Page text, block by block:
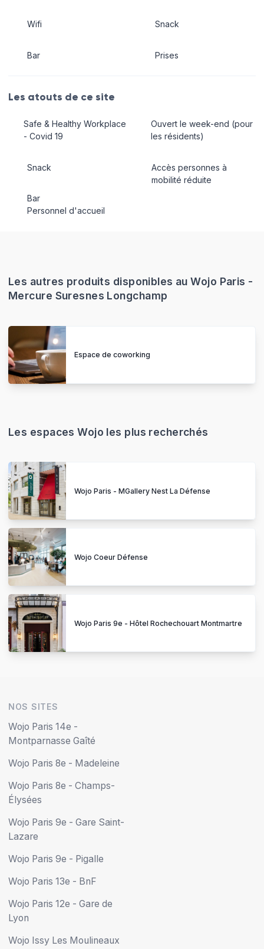
Wifi
Bar
Snack
Prises
Les atouts de ce site
Safe & Healthy Workplace
- Covid 19
Snack
Bar
Personnel d'accueil
Ouvert le week-end (pour
les résidents)
Accès personnes à
mobilité réduite
Les autres produits disponibles au Wojo Paris -
Mercure Suresnes Longchamp
Espace de coworking
Les espaces Wojo les plus recherchés
Wojo Paris - MGallery Nest La Défense
Wojo Coeur Défense
Wojo Paris 9e - Hôtel Rochechouart Montmartre
NOS SITES
Wojo Paris 14e -
Montparnasse Gaîté
Wojo Paris 8e - Madeleine
Wojo Paris 8e - Champs-
Élysées
Wojo Paris 9e - Gare Saint-
Lazare
Wojo Paris 9e - Pigalle
Wojo Paris 13e - BnF
Wojo Paris 12e - Gare de
Lyon
Wojo Issy Les Moulineaux